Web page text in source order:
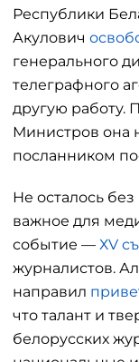
Республики
Акулович
генерального
телеграфного
другую работу.
Министров она
посланником
Не осталось
важное для
событие — ХV
журналистов.
направил
что талант и
белорусских